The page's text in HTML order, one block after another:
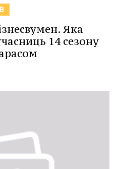
Яка
14 сезону